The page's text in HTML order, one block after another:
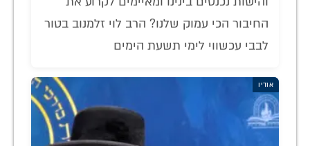
החיבור הכי עמוק שלנו? הרב לוי זלמנוב בטור
לבבי עכשווי לימי תשעת הימים
אודיו